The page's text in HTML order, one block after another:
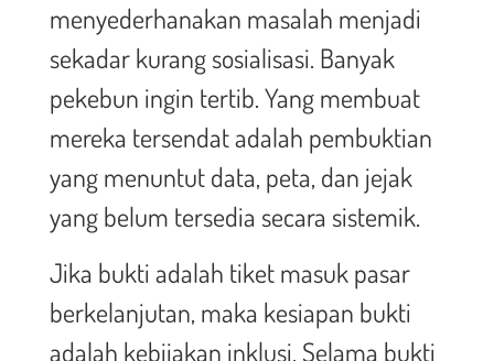
menyederhanakan masalah menjadi
sekadar kurang sosialisasi. Banyak
pekebun ingin tertib. Yang membuat
mereka tersendat adalah pembuktian
yang menuntut data, peta, dan jejak
yang belum tersedia secara sistemik.
Jika bukti adalah tiket masuk pasar
berkelanjutan, maka kesiapan bukti
adalah kebijakan inklusi. Selama bukti